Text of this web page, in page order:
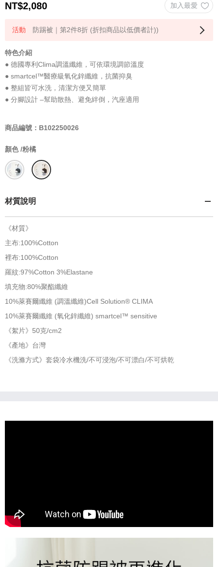
NT$2,080
防踢被｜第2件8折 (折扣商品以低價者計))
特色介紹
● 德國專利Clima調溫纖維，可依環境調節溫度
● smartcel™醫療級氧化鋅纖維，抗菌抑臭
● 整組皆可水洗，清潔方便又簡單
● 分腳設計 –幫助散熱、避免絆倒，汽座適用
商品編號：B102250026
顏色 /粉橘
材質說明
《材質》
主布:100%Cotton
裡布:100%Cotton
羅紋:97%Cotton 3%Elastane
填充物:80%聚酯纖維
10%萊賽爾纖維 (調溫纖維)Cell Solution® CLIMA
10%萊賽爾纖維 (氧化鋅纖維) smartcel™ sensitive
《絮片》50克/cm2
《產地》台灣
《洗滌方式》套袋冷水機洗/不可浸泡/不可漂白/不可烘乾